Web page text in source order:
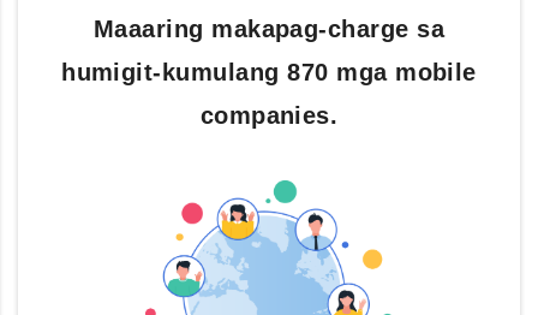
Maaaring makapag-charge sa
humigit-kumulang 870 mga mobile
companies.